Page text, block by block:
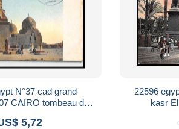
N°37 cad grand
CAIRO tombeau de
5,72
22596
kasr